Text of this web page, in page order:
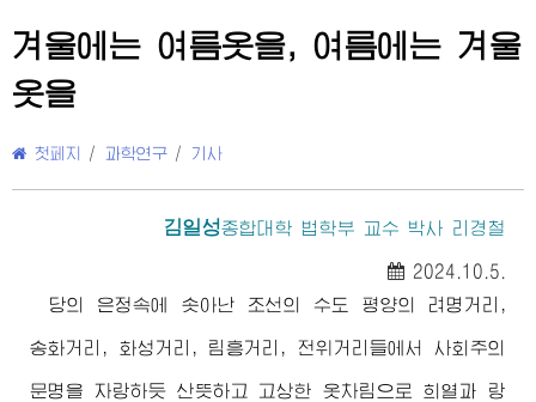
겨울에는 여름옷을, 여름에는 겨울
옷을
첫페지 / 과학연구 / 기사
김일성종합대학 법학부 교수 박사 리경철
2024.10.5.
당의 은정속에 솟아난 조선의 수도 평양의 려명거리,
송화거리, 화성거리, 림흥거리, 전위거리들에서 사회주의
문명을 자랑하듯 산뜻하고 고상한 옷차림으로 희열과 랑